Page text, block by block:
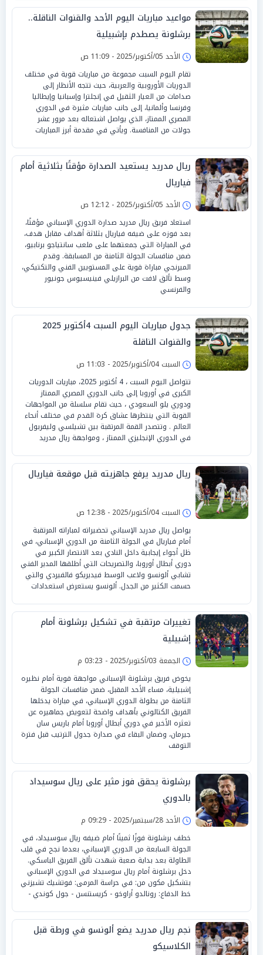
مواعيد مباريات اليوم الأحد والقنوات الناقلة..
برشلونة يصطدم بإشبيلية
الأحد 05/أكتوبر/2025 - 11:09 ص
تقام اليوم السبت مجموعة من مباريات قوية في مختلف
الدوريات الأوروبية والعربية، حيث تتجه الأنظار إلى
صدامات من العيار الثقيل في إنجلترا وإسبانيا وإيطاليا
وفرنسا وألمانيا، إلى جانب مباريات مثيرة في الدوري
المصري الممتاز، الذي يواصل اشتعاله بعد مرور عشر
جولات من المنافسة. ويأتي في مقدمة أبرز المباريات
ريال مدريد يستعيد الصدارة مؤقتًا بثلاثية أمام
فياريال
الأحد 05/أكتوبر/2025 - 12:12 ص
استعاد فريق ريال مدريد صدارة الدوري الإسباني مؤقتًا،
بعد فوزه على ضيفه فياريال بثلاثة أهداف مقابل هدف،
في المباراة التي جمعتهما على ملعب سانتياجو برنابيو،
ضمن منافسات الجولة الثامنة من المسابقة. وقدم
الميرنجي مباراة قوية على المستويين الفني والتكتيكي،
وسط تألق لافت من البرازيلي فينيسيوس جونيور
والفرنسي
جدول مباريات اليوم السبت 4أكتوبر 2025
والقنوات الناقلة
السبت 04/أكتوبر/2025 - 11:03 ص
تتواصل اليوم السبت ، 4 أكتوبر 2025، مباريات الدوريات
الكبرى في أوروبا إلى جانب الدوري المصري الممتاز
ودوري يلو السعودي ، حيث تقام سلسلة من المواجهات
القوية التي ينتظرها عشاق كرة القدم في مختلف أنحاء
العالم . وتتصدر القمة المرتقبة بين تشيلسي وليفربول
في الدوري الإنجليزي الممتاز ، ومواجهة ريال مدريد
ريال مدريد يرفع جاهزيته قبل موقعة فياريال
السبت 04/أكتوبر/2025 - 12:38 ص
يواصل ريال مدريد الإسباني تحضيراته لمباراته المرتقبة
أمام فياريال في الجولة الثامنة من الدوري الإسباني، في
ظل أجواء إيجابية داخل النادي بعد الانتصار الكبير في
دوري أبطال أوروبا، والتصريحات التي أطلقها المدير الفني
تشابي ألونسو ولاعب الوسط فيديريكو فالفيردي والتي
حسمت الكثير من الجدل. ألونسو يستعرض استعدادات
تغييرات مرتقبة في تشكيل برشلونة أمام
إشبيلية
الجمعة 03/أكتوبر/2025 - 03:23 م
يخوض فريق برشلونة الإسباني مواجهة قوية أمام نظيره
إشبيلية، مساء الأحد المقبل، ضمن منافسات الجولة
الثامنة من بطولة الدوري الإسباني، في مباراة يدخلها
الفريق الكتالوني بأهداف واضحة لتعويض جماهيره عن
تعثره الأخير في دوري أبطال أوروبا أمام باريس سان
جيرمان، وضمان البقاء في صدارة جدول الترتيب قبل فترة
التوقف
برشلونة يحقق فوز مثير على ريال سوسيداد
بالدوري
الأحد 28/سبتمبر/2025 - 09:29 م
خطف برشلونة فوزًا ثمينًا أمام ضيفه ريال سوسيداد، في
الجولة السابعة من الدوري الإسباني، بعدما نجح في قلب
الطاولة بعد بداية صعبة شهدت تألق الفريق الباسكي.
دخل برشلونة أمام ريال سوسيداد في الدوري الإسباني
بتشكيل مكون من: في حراسة المرمى: فوتشيك تشيزني
خط الدفاع: رونالدو أراوخو - كريستنسن - جول كوندي -
نجم ريال مدريد يضع ألونسو في ورطة قبل
الكلاسيكو